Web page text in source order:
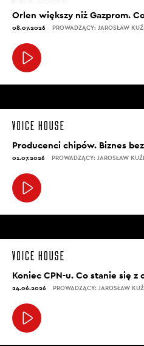
Orlen większy niż Gazprom.
08.07.2026 PROWADZĄCY: JAROSŁAW
Producenci chipów. Biznes
01.07.2026 PROWADZĄCY: JAROSŁAW
Koniec CPN-u. Co stanie się z
24.06.2026 PROWADZĄCY: JAROSŁAW